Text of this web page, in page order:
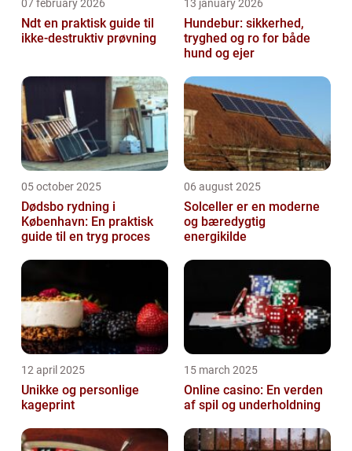
07 february 2026
Ndt en praktisk guide til
ikke-destruktiv prøvning
13 january 2026
Hundebur: sikkerhed,
tryghed og ro for både
hund og ejer
05 october 2025
Dødsbo rydning i
København: En praktisk
guide til en tryg proces
06 august 2025
Solceller er en moderne
og bæredygtig
energikilde
12 april 2025
Unikke og personlige
kageprint
15 march 2025
Online casino: En verden
af spil og underholdning